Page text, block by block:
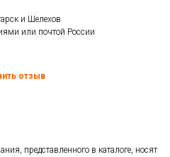
и Шелехов
или почтой России
отзыв
представленного в каталоге, носят